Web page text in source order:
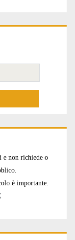
e non richiede o
è importante.